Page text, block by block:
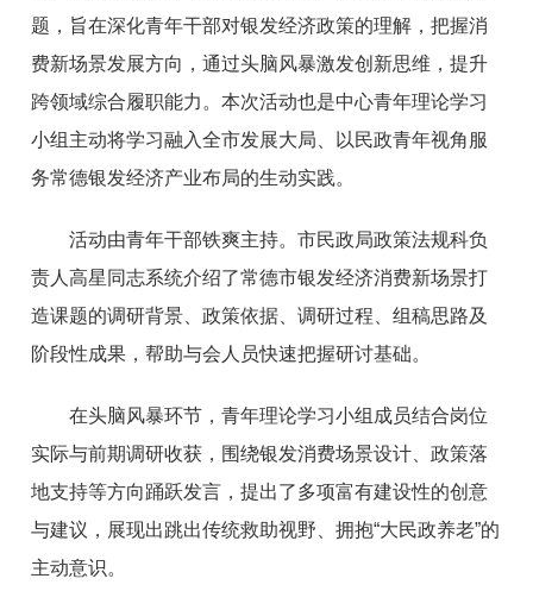
题，旨在深化青年干部对银发经济政策的理解，把握消
费新场景发展方向，通过头脑风暴激发创新思维，提升
跨领域综合履职能力。本次活动也是中心青年理论学习
小组主动将学习融入全市发展大局、以民政青年视角服
务常德银发经济产业布局的生动实践。
活动由青年干部铁爽主持。市民政局政策法规科负
责人高星同志系统介绍了常德市银发经济消费新场景打
造课题的调研背景、政策依据、调研过程、组稿思路及
阶段性成果，帮助与会人员快速把握研讨基础。
在头脑风暴环节，青年理论学习小组成员结合岗位
实际与前期调研收获，围绕银发消费场景设计、政策落
地支持等方向踊跃发言，提出了多项富有建设性的创意
与建议，展现出跳出传统救助视野、拥抱“大民政养老”的
主动意识。